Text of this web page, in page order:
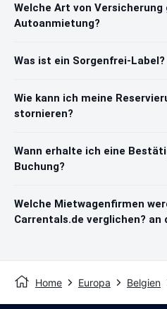
Welche Art von
Autoanmietung?
Was ist ein Sorgenfrei-Label?
Wie kann ich meine
stornieren?
Wann erhalte ich eine
Buchung?
Welche Mietwagenfirmen
Carrentals.de verglichen? an
Home Europa Belgien